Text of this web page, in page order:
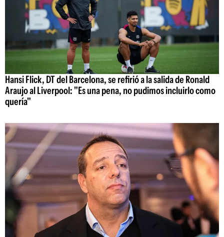
Hansi Flick, DT del Barcelona, se refirió a la salida de Ronald
Araujo al Liverpool: "Es una pena, no pudimos incluirlo como
quería"